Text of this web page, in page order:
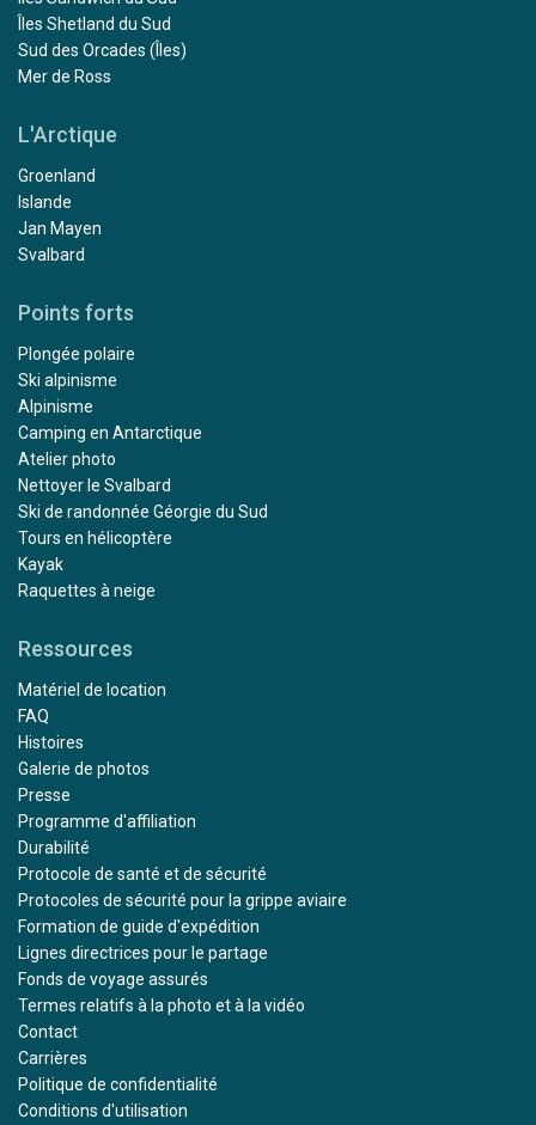
Îles Shetland du Sud
Sud des Orcades (Îles)
Mer de Ross
L'Arctique
Groenland
Islande
Jan Mayen
Svalbard
Points forts
Plongée polaire
Ski alpinisme
Alpinisme
Camping en Antarctique
Atelier photo
Nettoyer le Svalbard
Ski de randonnée Géorgie du Sud
Tours en hélicoptère
Kayak
Raquettes à neige
Ressources
Matériel de location
FAQ
Histoires
Galerie de photos
Presse
Programme d'affiliation
Durabilité
Protocole de santé et de sécurité
Protocoles de sécurité pour la grippe aviaire
Formation de guide d'expédition
Lignes directrices pour le partage
Fonds de voyage assurés
Termes relatifs à la photo et à la vidéo
Contact
Carrières
Politique de confidentialité
Conditions d'utilisation